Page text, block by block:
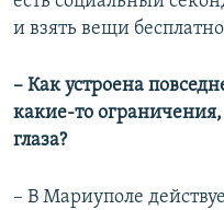
и взять вещи
– Как устроена
какие-то
глаза?
– В Мариуполе